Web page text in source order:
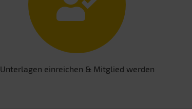
Unterlagen einreichen & Mitglied werden